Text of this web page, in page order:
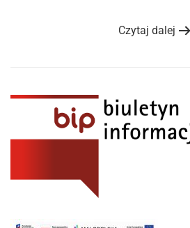
Czytaj dalej